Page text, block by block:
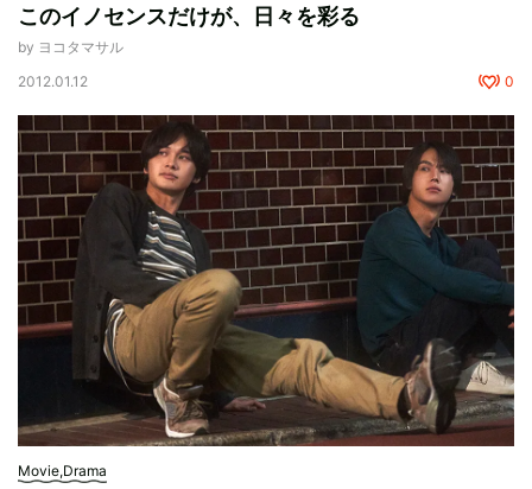
このイノセンスだけが、日々を彩る
by ヨコタマサル
2012.01.12
0
Movie,Drama